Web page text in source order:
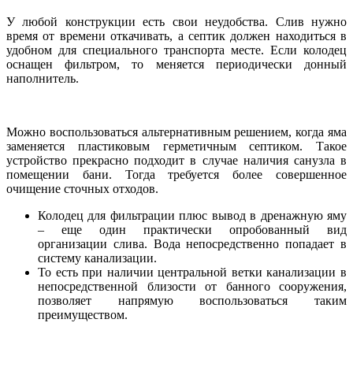
У любой конструкции есть свои неудобства. Слив нужно
время от времени откачивать, а септик должен находиться в
удобном для специального транспорта месте. Если колодец
оснащен фильтром, то меняется периодически донный
наполнитель.
Можно воспользоваться альтернативным решением, когда яма
заменяется пластиковым герметичным септиком. Такое
устройство прекрасно подходит в случае наличия санузла в
помещении бани. Тогда требуется более совершенное
очищение сточных отходов.
Колодец для фильтрации плюс вывод в дренажную яму
– еще один практически опробованный вид
организации слива. Вода непосредственно попадает в
систему канализации.
То есть при наличии центральной ветки канализации в
непосредственной близости от банного сооружения,
позволяет напрямую воспользоваться таким
преимуществом.